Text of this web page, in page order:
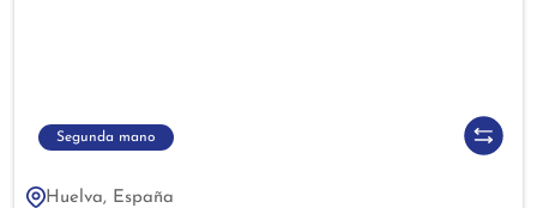
Segunda mano
Huelva, España